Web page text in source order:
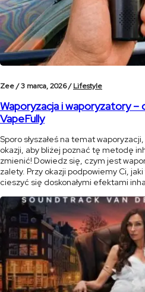
Zee /3 marca, 2026 /Lifestyle
Waporyzacja i waporyzatory –
VapeFully
Sporo słyszałeś na temat
okazji, aby bliżej poznać tę metodę
zmienić! Dowiedz się, czym jest
zalety. Przy okazji podpowiemy Ci,
cieszyć się doskonałymi efektami